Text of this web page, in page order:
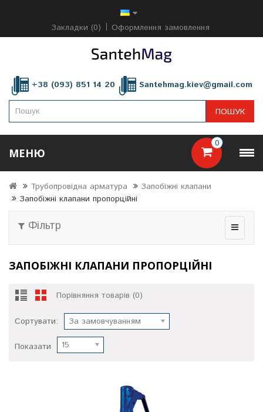
Закладки (0) Оформлення замовлення
+38 (093) 851 14 20 Santehmag.kiev@gmail.com
0
ПОШУК
МЕНЮ
Трубопровідна арматура
Запобіжні клапани
Запобіжні клапани пропорційні
Фільтр
ЗАПОБІЖНІ КЛАПАНИ ПРОПОРЦІЙНІ
Порівняння товарів (0)
Сортувати: За замовчуванням
Показати 15